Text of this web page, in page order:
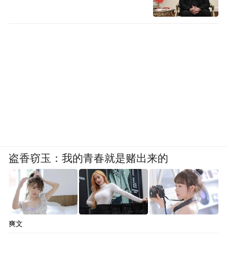
盗香窃玉：我的青春就是赌出来的
爽文